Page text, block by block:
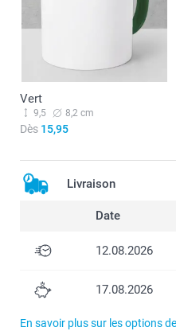
Vert
9,5 8,2 cm
Dès 15,95
Livraison
Date
12.08.2026
17.08.2026
En savoir plus sur les options